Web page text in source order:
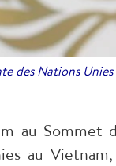
des Nations
au Sommet
au